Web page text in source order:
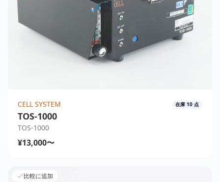
CELL SYSTEM 在庫 10 点
TOS-1000
TOS-1000
¥13,000〜
比較に追加